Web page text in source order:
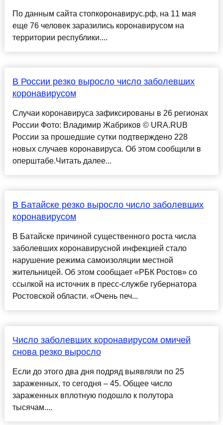
По данным сайта стопкоронавирус.рф, на 11 мая
еще 76 человек заразились коронавирусом на
территории республики....
В России резко выросло число заболевших
коронавирусом
Случаи коронавируса зафиксированы в 26 регионах
России Фото: Владимир Жабриков © URA.RUВ
России за прошедшие сутки подтверждено 228
новых случаев коронавируса. Об этом сообщили в
оперштабе.Читать далее...
В Батайске резко выросло число заболевших
коронавирусом
В Батайске причиной существенного роста числа
заболевших коронавирусной инфекцией стало
нарушение режима самоизоляции местной
жительницей. Об этом сообщает «РБК Ростов» со
ссылкой на источник в пресс-службе губернатора
Ростовской области. «Очень печ...
Число заболевших коронавирусом омичей
снова резко выросло
Если до этого два дня подряд выявляли по 25
зараженных, то сегодня – 45. Общее число
зараженных вплотную подошло к полутора
тысячам....